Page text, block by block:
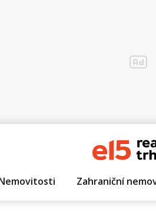
Zahraniční